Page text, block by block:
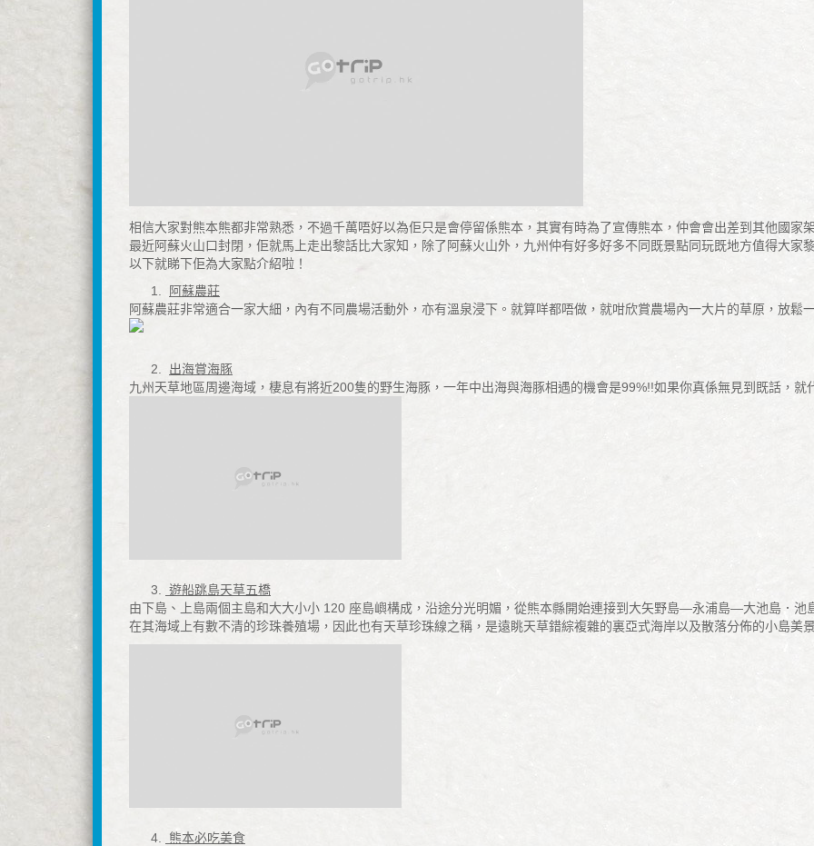
相信大家對熊本熊都非常熟悉，不過千萬唔好以為佢只是會停留係熊本，其實有時為了宣傳熊本，仲會會出差到其他國家
最近阿蘇火山口封閉，佢就馬上走出黎話比大家知，除了阿蘇火山外，九州仲有好多好多不同既景點同玩既地方值得大家
以下就睇下佢為大家點介紹啦！
1.
阿蘇農莊
阿蘇農莊非常適合一家大細，內有不同農場活動外，亦有溫泉浸下。就算咩都唔做，就咁欣賞農場內一大片的草原，放鬆
2. 出海賞海豚
九州天草地區周邊海域，棲息有將近200隻的野生海豚，一年中出海與海豚相遇的機會是99%!!如果你真係無見到既話，就
3.
遊船跳島天草五橋
由下島、上島兩個主島和大大小小 120 座島嶼構成，沿途分光明媚，從熊本縣開始連接到大矢野島—永浦島—大池島．
在其海域上有數不清的珍珠養殖場，因此也有天草珍珠線之稱，是遠眺天草錯綜複雜的裏亞式海岸以及散落分佈的小島美
4.
熊本必吃美食